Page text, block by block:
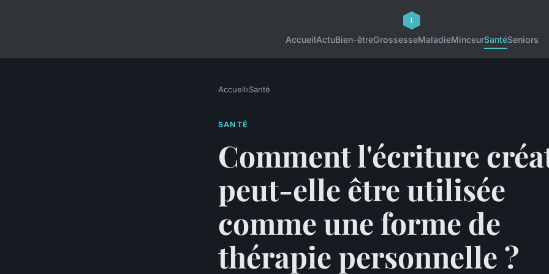
AccueilActuBien-êtreGrossesseMaladieMinceurSantéSeniors
Accueil›Santé
SANTÉ
Comment l'écriture
peut-elle être utilisée
comme une forme de
thérapie personnelle ?